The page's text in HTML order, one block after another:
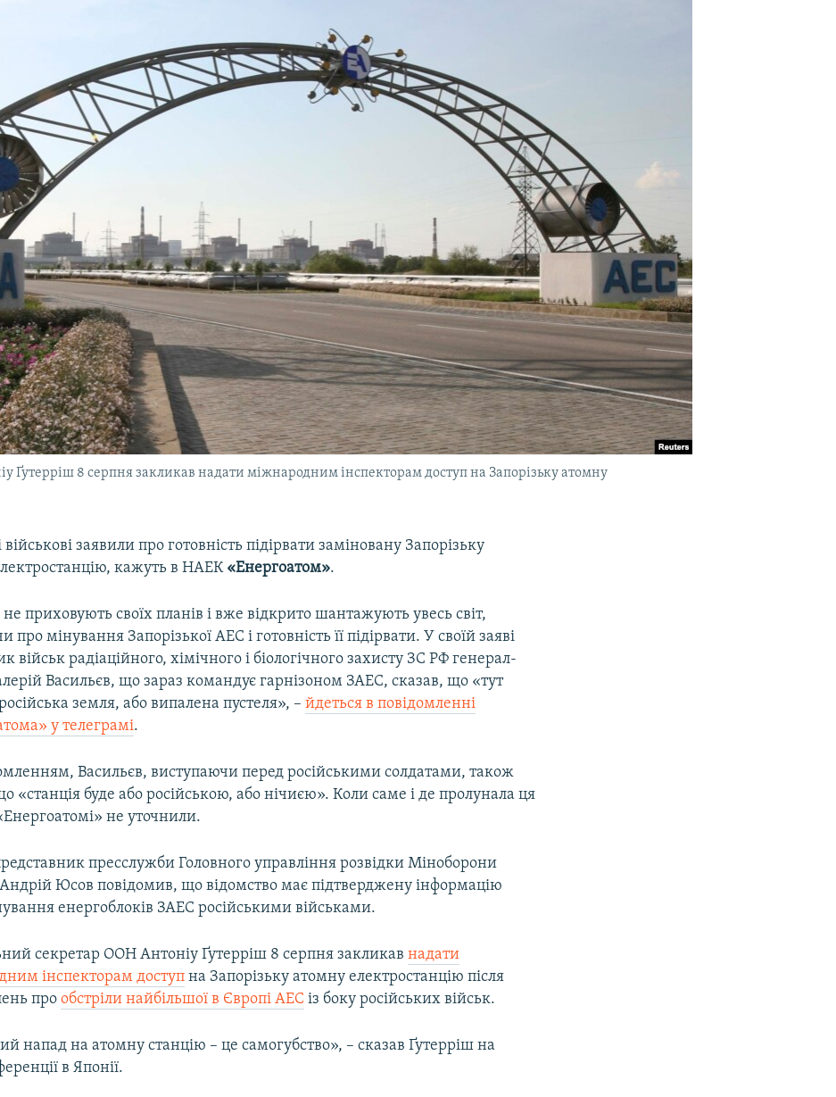
Ґутерріш 8 серпня закликав надати міжнародним інспекторам доступ на Запорізьку атомну
військові заявили про готовність підірвати заміновану Запорізьку
кажуть в НАЕК «Енергоатом».
не приховують своїх планів і вже відкрито шантажують увесь світ,
про мінування Запорізької АЕС і готовність її підірвати. У своїй заяві
військ радіаційного, хімічного і біологічного захисту ЗС РФ генерал-
Васильєв, що зараз командує гарнізоном ЗАЕС, сказав, що «тут
земля, або випалена пустеля», –йдеться в повідомленні
у телеграмі.
Васильєв, виступаючи перед російськими солдатами, також
«станція буде або російською, або нічиєю». Коли саме і де пролунала ця
не уточнили.
пресслужби Головного управління розвідки Міноборони
Юсов повідомив, що відомство має підтверджену інформацію
енергоблоків ЗАЕС російськими військами.
секретар ООН Антоніу Ґутерріш 8 серпня закликавнадати
інспекторам доступ на Запорізьку атомну електростанцію після
прообстріли найбільшої в Європі АЕС із боку російських військ.
напад на атомну станцію – це самогубство», – сказав Ґутерріш на
в Японії.